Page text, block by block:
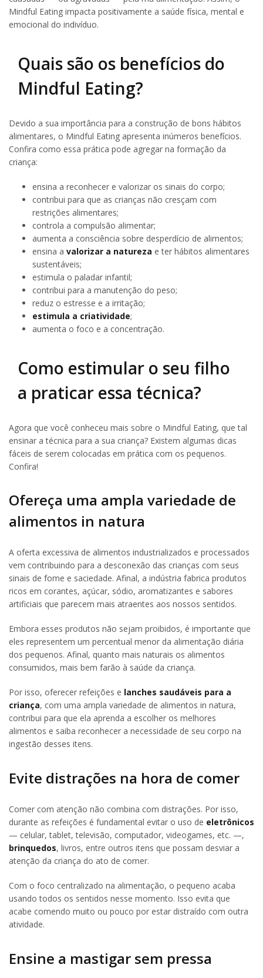
Mindful Eating impacta positivamente a saúde física, mental e
emocional do indivíduo.
Quais são os benefícios do
Mindful Eating?
Devido a sua importância para a construção de bons hábitos
alimentares, o Mindful Eating apresenta inúmeros benefícios.
Confira como essa prática pode agregar na formação da
criança:
ensina a reconhecer e valorizar os sinais do corpo;
contribui para que as crianças não cresçam com
restrições alimentares;
controla a compulsão alimentar;
aumenta a consciência sobre desperdício de alimentos;
ensina a valorizar a natureza e ter hábitos alimentares
sustentáveis;
estimula o paladar infantil;
contribui para a manutenção do peso;
reduz o estresse e a irritação;
estimula a criatividade;
aumenta o foco e a concentração.
Como estimular o seu filho
a praticar essa técnica?
Agora que você conheceu mais sobre o Mindful Eating, que tal
ensinar a técnica para a sua criança? Existem algumas dicas
fáceis de serem colocadas em prática com os pequenos.
Confira!
Ofereça uma ampla variedade de
alimentos in natura
A oferta excessiva de alimentos industrializados e processados
vem contribuindo para a desconexão das crianças com seus
sinais de fome e saciedade. Afinal, a indústria fabrica produtos
ricos em corantes, açúcar, sódio, aromatizantes e sabores
artificiais que parecem mais atraentes aos nossos sentidos.
Embora esses produtos não sejam proibidos, é importante que
eles representem um percentual menor da alimentação diária
dos pequenos. Afinal, quanto mais naturais os alimentos
consumidos, mais bem farão à saúde da criança.
Por isso, oferecer refeições e lanches saudáveis para a
criança, com uma ampla variedade de alimentos in natura,
contribui para que ela aprenda a escolher os melhores
alimentos e saiba reconhecer a necessidade de seu corpo na
ingestão desses itens.
Evite distrações na hora de comer
Comer com atenção não combina com distrações. Por isso,
durante as refeições é fundamental evitar o uso de eletrônicos
— celular, tablet, televisão, computador, videogames, etc. —,
brinquedos, livros, entre outros itens que possam desviar a
atenção da criança do ato de comer.
Com o foco centralizado na alimentação, o pequeno acaba
usando todos os sentidos nesse momento. Isso evita que
acabe comendo muito ou pouco por estar distraído com outra
atividade.
Ensine a mastigar sem pressa